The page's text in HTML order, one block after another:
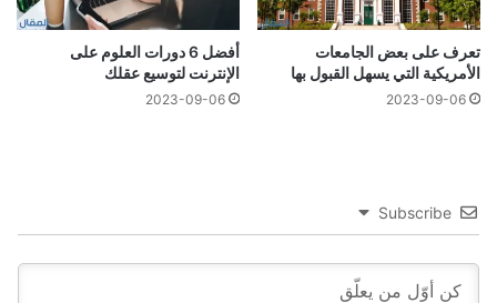
تعرف على بعض الجامعات
الأمريكية التي يسهل القبول بها
2023-09-06
أفضل 6 دورات العلوم على
الإنترنت لتوسيع عقلك
2023-09-06
Subscribe